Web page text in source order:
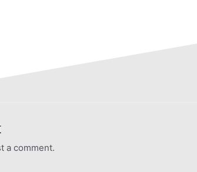
a comment.